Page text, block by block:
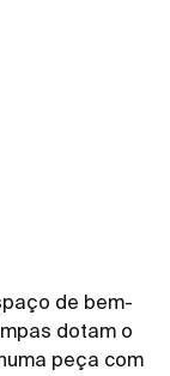
de bem-
dotam o
peça com